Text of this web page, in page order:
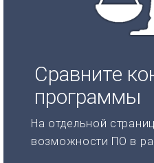
Сравните
программы
На отдельной
возможности ПО в